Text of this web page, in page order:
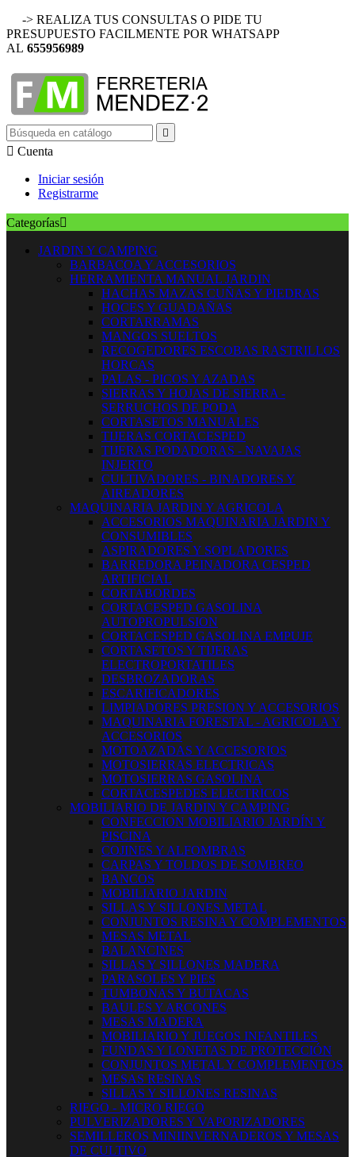
-> REALIZA TUS CONSULTAS O PIDE TU
PRESUPUESTO FACILMENTE POR WHATSAPP
AL 655956989

 Cuenta
Iniciar sesión
Registrarme
Categorías
JARDIN Y CAMPING
BARBACOA Y ACCESORIOS
HERRAMIENTA MANUAL JARDIN
HACHAS MAZAS CUÑAS Y PIEDRAS
HOCES Y GUADAÑAS
CORTARRAMAS
MANGOS SUELTOS
RECOGEDORES ESCOBAS RASTRILLOS
HORCAS
PALAS - PICOS Y AZADAS
SIERRAS Y HOJAS DE SIERRA -
SERRUCHOS DE PODA
CORTASETOS MANUALES
TIJERAS CORTACESPED
TIJERAS PODADORAS - NAVAJAS
INJERTO
CULTIVADORES - BINADORES Y
AIREADORES
MAQUINARIA JARDIN Y AGRICOLA
ACCESORIOS MAQUINARIA JARDIN Y
CONSUMIBLES
ASPIRADORES Y SOPLADORES
BARREDORA PEINADORA CESPED
ARTIFICIAL
CORTABORDES
CORTACESPED GASOLINA
AUTOPROPULSION
CORTACESPED GASOLINA EMPUJE
CORTASETOS Y TIJERAS
ELECTROPORTATILES
DESBROZADORAS
ESCARIFICADORES
LIMPIADORES PRESION Y ACCESORIOS
MAQUINARIA FORESTAL - AGRICOLA Y
ACCESORIOS
MOTOAZADAS Y ACCESORIOS
MOTOSIERRAS ELECTRICAS
MOTOSIERRAS GASOLINA
CORTACESPEDES ELECTRICOS
MOBILIARIO DE JARDIN Y CAMPING
CONFECCION MOBILIARIO JARDÍN Y
PISCINA
COJINES Y ALFOMBRAS
CARPAS Y TOLDOS DE SOMBREO
BANCOS
MOBILIARIO JARDIN
SILLAS Y SILLONES METAL
CONJUNTOS RESINA Y COMPLEMENTOS
MESAS METAL
BALANCINES
SILLAS Y SILLONES MADERA
PARASOLES Y PIES
TUMBONAS Y BUTACAS
BAULES Y ARCONES
MESAS MADERA
MOBILIARIO Y JUEGOS INFANTILES
FUNDAS Y LONETAS DE PROTECCIÓN
CONJUNTOS METAL Y COMPLEMENTOS
MESAS RESINAS
SILLAS Y SILLONES RESINAS
RIEGO - MICRO RIEGO
PULVERIZADORES Y VAPORIZADORES
SEMILLEROS MINIINVERNADEROS Y MESAS
DE CULTIVO